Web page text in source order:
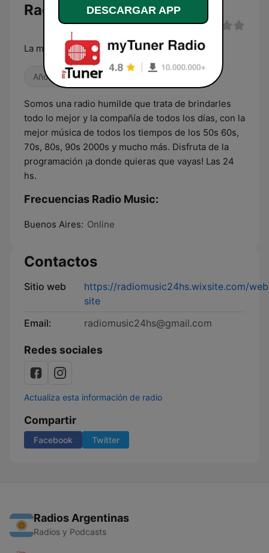
Radio Music en vivo
La mejor musica de todos los tiempos
Años 80 Antiguas
Somos una radio humilde que trata de brindarles
todo lo mejor y la compañía de todos los días, con la
mejor música de todos los tiempos de los 50s 60s,
70s, 80s, 90s 2000s y mucho más. Disfruta de la
programación ¡a donde quieras que vayas! Las 24
hs.
Frecuencias Radio Music:
Buenos Aires: Online
Contactos
Sitio web
https://radiomusic24hs.wixsite.com/
site
Email:
radiomusic24hs@gmail.com
Redes sociales
Actualiza esta información de radio
Compartir
Facebook Twitter
Radios Argentinas
Radios y Podcasts
DESCARGAR APP